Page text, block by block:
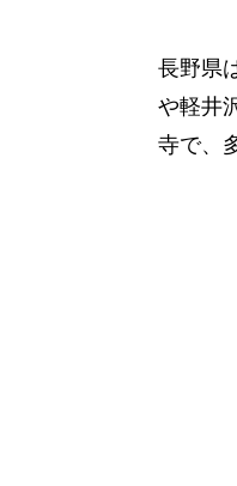
長野県
や軽井
寺で、